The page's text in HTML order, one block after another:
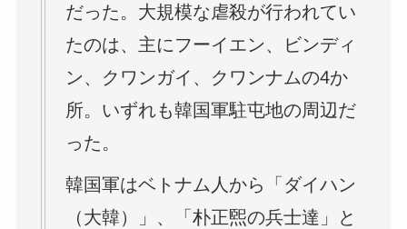
だった。大規模な虐殺が行われてい
たのは、主にフーイエン、ビンディ
ン、クワンガイ、クワンナムの4か
所。いずれも韓国軍駐屯地の周辺だ
った。
韓国軍はベトナム人から「ダイハン
（大韓）」、「朴正煕の兵士達」と